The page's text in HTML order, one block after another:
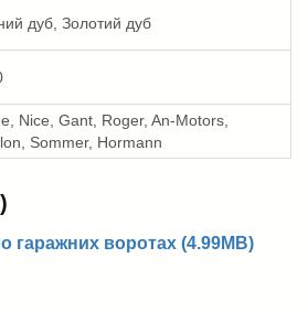
дуб, Золотий дуб
Nice, Gant, Roger, An-Motors,
Sommer, Hormann
гаражних воротах (4.99MB)